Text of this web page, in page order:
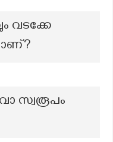
വടക്കേ
സ്വരൂപം